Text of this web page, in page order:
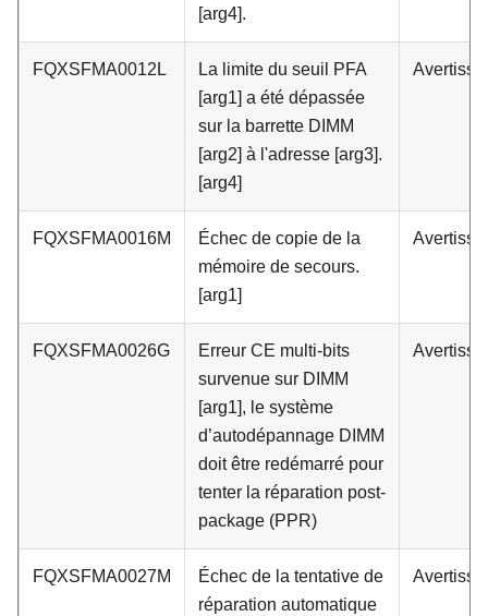
[arg4].
FQXSFMA0012L
La limite du seuil PFA
[arg1] a été dépassée
sur la barrette DIMM
[arg2] à l'adresse [arg3].
[arg4]
FQXSFMA0016M
Échec de copie de la
mémoire de secours.
[arg1]
FQXSFMA0026G
Erreur CE multi-bits
survenue sur DIMM
[arg1], le système
d’autodépannage DIMM
doit être redémarré pour
tenter la réparation post-
package (PPR)
FQXSFMA0027M
Échec de la tentative de
réparation automatique